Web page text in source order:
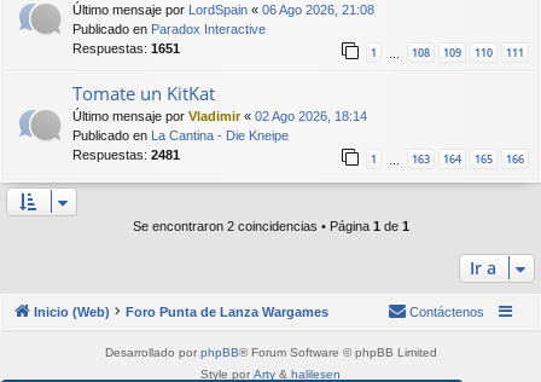
Último mensaje por LordSpain « 06 Ago 2026, 21:08
Publicado en Paradox Interactive
Respuestas: 1651 1 108 109 110 111
Tomate un KitKat
Último mensaje por Vladimir« 02 Ago 2026, 18:14
Publicado en La Cantina - Die Kneipe
Respuestas: 2481 1 163 164 165 166
Se encontraron 2 coincidencias • Página 1 de 1
Ir a
Inicio (Web) Foro Punta de Lanza Wargames Contáctenos
Desarrollado por phpBB® Forum Software © phpBB Limited
Style por Arty & halilesen